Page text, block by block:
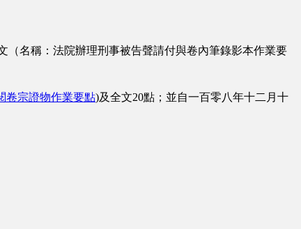
（名稱：法院辦理刑事被告聲請付與卷內筆錄影本作業要
卷宗證物作業要點)及全文20點；並自一百零八年十二月十